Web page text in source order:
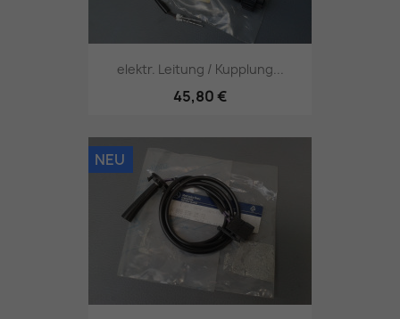
elektr. Leitung / Kupplung...
45,80 €
NEU